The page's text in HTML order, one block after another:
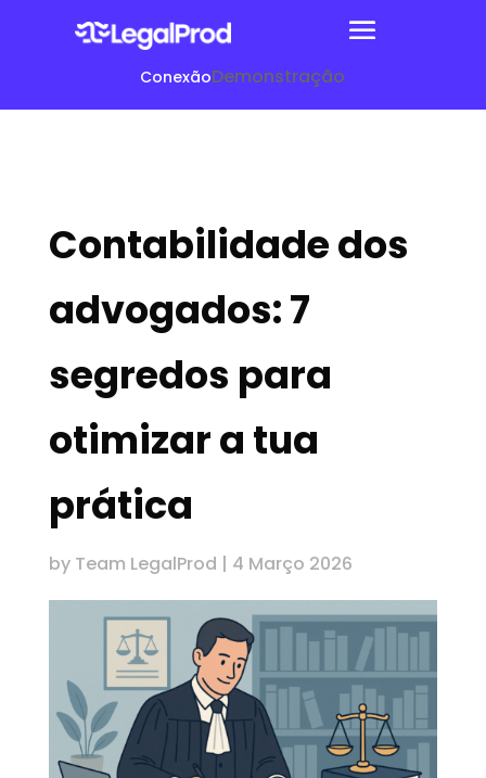
ConexãoDemonstração
Contabilidade dos
advogados: 7
segredos para
otimizar a tua
prática
by Team LegalProd | 4 Março 2026